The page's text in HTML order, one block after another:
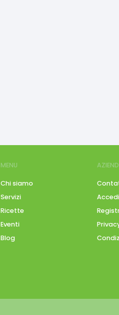
MENU
Chi siamo
Servizi
Ricette
Eventi
Blog
Accedi